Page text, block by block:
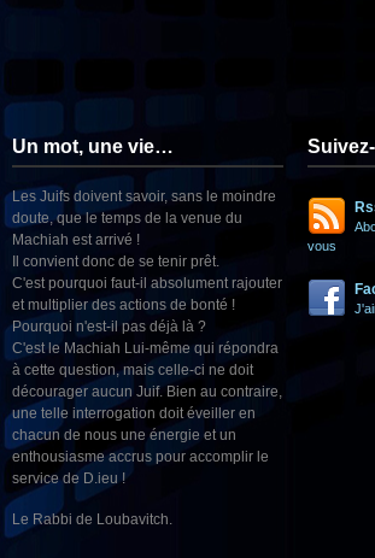
Un mot, une vie…
Les Juifs doivent savoir, sans le moindre
doute, que le temps de la venue du
Machiah est arrivé !
Il convient donc de se tenir prêt.
C'est pourquoi faut-il absolument rajouter
et multiplier des actions de bonté !
Pourquoi n'est-il pas déjà là ?
C'est le Machiah Lui-même qui répondra
à cette question, mais celle-ci ne doit
décourager aucun Juif. Bien au contraire,
une telle interrogation doit éveiller en
chacun de nous une énergie et un
enthousiasme accrus pour accomplir le
service de D.ieu !
Le Rabbi de Loubavitch.
vous